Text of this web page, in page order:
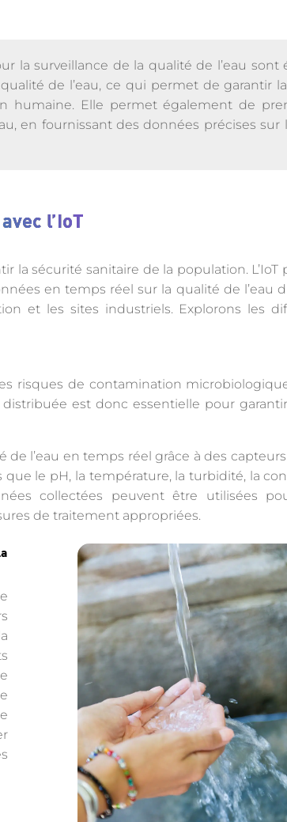
la surveillance de la qualité de l’eau sont
de l’eau, ce qui permet de garantir
humaine. Elle permet également de
en fournissant des données précises sur
l’IoT
la sécurité sanitaire de la population. L’IoT
en temps réel sur la qualité de l’eau
et les sites industriels. Explorons les
risques de contamination
est donc essentielle pour
l’eau en temps réel grâce à des
le pH, la température, la turbidité, la
collectées peuvent être utilisées
de traitement appropriées.